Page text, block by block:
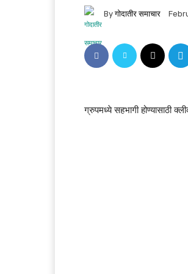
By गोदातीर समाचार
ग्रुपमध्ये सहभागी होण्यासाठी